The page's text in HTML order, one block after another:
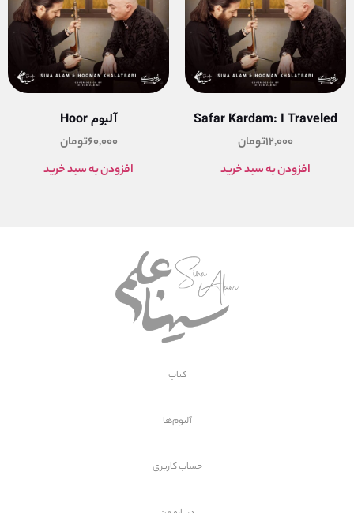
Safar Kardam: I Traveled
12,000تومان
افزودن به سبد خرید
آلبوم Hoor
60,000تومان
افزودن به سبد خرید
کتاب
آلبوم‌ها
حساب کاربری